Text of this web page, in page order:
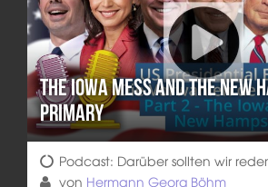
The Iowa mess and the New
primary
Podcast: Darüber sollten wir
von Hermann Georg Böhm